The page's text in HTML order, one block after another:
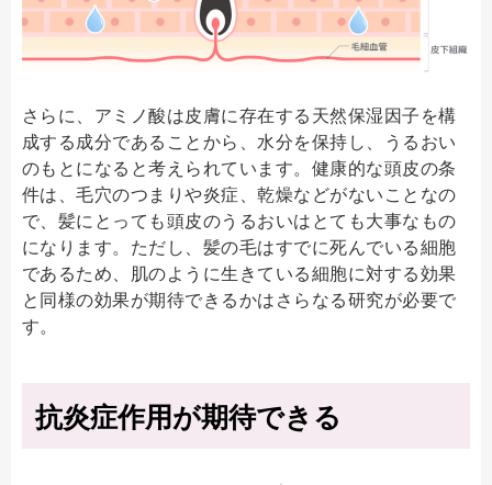
さらに、アミノ酸は皮膚に存在する天然保湿因子を構
成する成分であることから、水分を保持し、うるおい
のもとになると考えられています。健康的な頭皮の条
件は、毛穴のつまりや炎症、乾燥などがないことなの
で、髪にとっても頭皮のうるおいはとても大事なもの
になります。ただし、髪の毛はすでに死んでいる細胞
であるため、肌のように生きている細胞に対する効果
と同様の効果が期待できるかはさらなる研究が必要で
す。
抗炎症作用が期待できる